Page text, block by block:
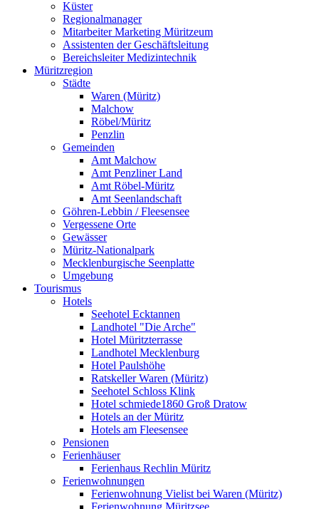
Küster
Regionalmanager
Mitarbeiter Marketing Müritzeum
Assistenten der Geschäftsleitung
Bereichsleiter Medizintechnik
Müritzregion
Städte
Waren (Müritz)
Malchow
Röbel/Müritz
Penzlin
Gemeinden
Amt Malchow
Amt Penzliner Land
Amt Röbel-Müritz
Amt Seenlandschaft
Göhren-Lebbin / Fleesensee
Vergessene Orte
Gewässer
Müritz-Nationalpark
Mecklenburgische Seenplatte
Umgebung
Tourismus
Hotels
Seehotel Ecktannen
Landhotel "Die Arche"
Hotel Müritzterrasse
Landhotel Mecklenburg
Hotel Paulshöhe
Ratskeller Waren (Müritz)
Seehotel Schloss Klink
Hotel schmiede1860 Groß Dratow
Hotels an der Müritz
Hotels am Fleesensee
Pensionen
Ferienhäuser
Ferienhaus Rechlin Müritz
Ferienwohnungen
Ferienwohnung Vielist bei Waren (Müritz)
Ferienwohnung Müritzsee